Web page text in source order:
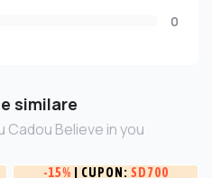
0
similare
Cadou Believe in you
-15% | CUPON: SD700